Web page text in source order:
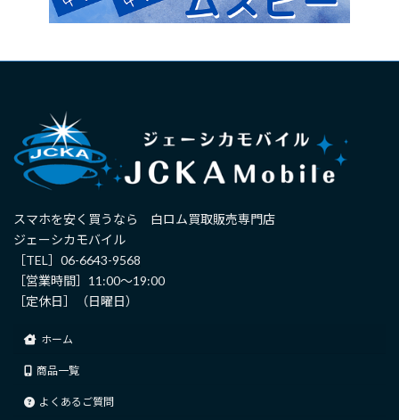
スマホを安く買うなら 白ロム買取販売専門店
ジェーシカモバイル
［TEL］ 06-6643-9568
［営業時間］11:00～19:00
［定休日］（日曜日）
ホーム
商品一覧
よくあるご質問